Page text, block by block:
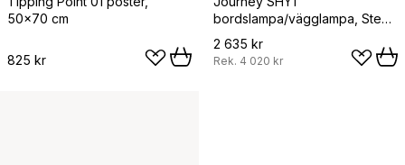
50x70 cm
825 kr
bordslampa/vägglampa, Steel
blue
2 635 kr
Rek. 4 020 kr